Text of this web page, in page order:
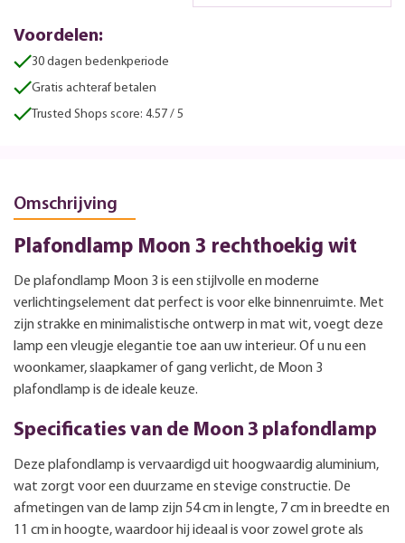
Voordelen:
30 dagen bedenkperiode
Gratis achteraf betalen
Trusted Shops score: 4.57 / 5
Omschrijving
Plafondlamp Moon 3 rechthoekig wit
De plafondlamp Moon 3 is een stijlvolle en moderne
verlichtingselement dat perfect is voor elke binnenruimte. Met
zijn strakke en minimalistische ontwerp in mat wit, voegt deze
lamp een vleugje elegantie toe aan uw interieur. Of u nu een
woonkamer, slaapkamer of gang verlicht, de Moon 3
plafondlamp is de ideale keuze.
Specificaties van de Moon 3 plafondlamp
Deze plafondlamp is vervaardigd uit hoogwaardig aluminium,
wat zorgt voor een duurzame en stevige constructie. De
afmetingen van de lamp zijn 54 cm in lengte, 7 cm in breedte en
11 cm in hoogte, waardoor hij ideaal is voor zowel grote als